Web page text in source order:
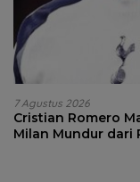
7 Agustus 2026
Cristian Romero
Milan Mundur dari